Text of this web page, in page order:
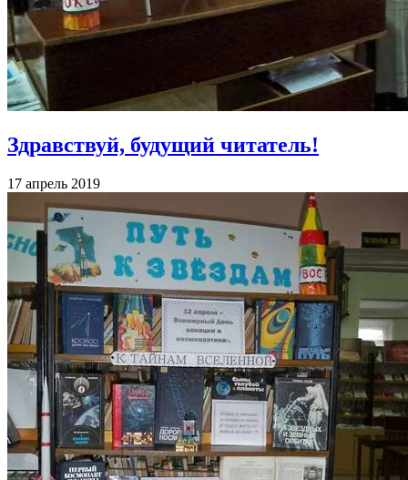
Здравствуй, будущий читатель!
17 апрель 2019